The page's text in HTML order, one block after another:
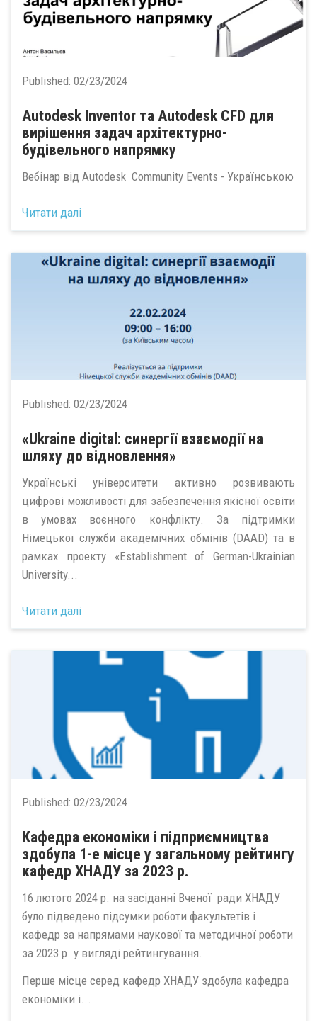
Published: 02/23/2024
Autodesk Inventor та Autodesk CFD для
вирішення задач архітектурно-
будівельного напрямку
Вебінар від Autodesk Community Events - Українською
Читати далі
Published: 02/23/2024
«Ukraine digital: синергії взаємодії на
шляху до відновлення»
Українські університети активно розвивають
цифрові можливості для забезпечення якісної освіти
в умовах воєнного конфлікту. За підтримки
Німецької служби академічних обмінів (DAAD) та в
рамках проекту «Establishment of German-Ukrainian
University...
Читати далі
Published: 02/23/2024
Кафедра економіки і підприємництва
здобула 1-е місце у загальному рейтингу
кафедр ХНАДУ за 2023 р.
16 лютого 2024 р. на засіданні Вченої ради ХНАДУ
було підведено підсумки роботи факультетів і
кафедр за напрямами наукової та методичної роботи
за 2023 р. у вигляді рейтингування.
Перше місце серед кафедр ХНАДУ здобула кафедра
економіки і...